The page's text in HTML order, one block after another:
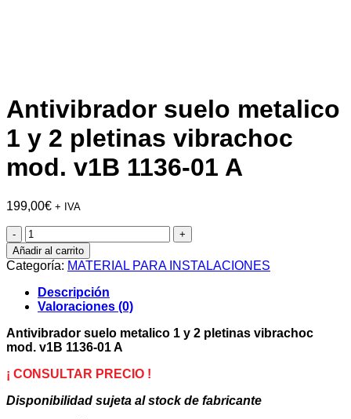
Antivibrador suelo metalico
1 y 2 pletinas vibrachoc
mod. v1B 1136-01 A
199,00€ + IVA
Antivibrador
suelo
metalico
1
y
2
pletinas
vibrachoc
mod.
1136-
A
Añadir al carrito
Categoría: MATERIAL PARA INSTALACIONES
Descripción
Valoraciones (0)
Antivibrador suelo metalico 1 y 2 pletinas vibrachoc
mod. v1B 1136-01 A
¡ CONSULTAR PRECIO !
Disponibilidad sujeta al stock de fabricante